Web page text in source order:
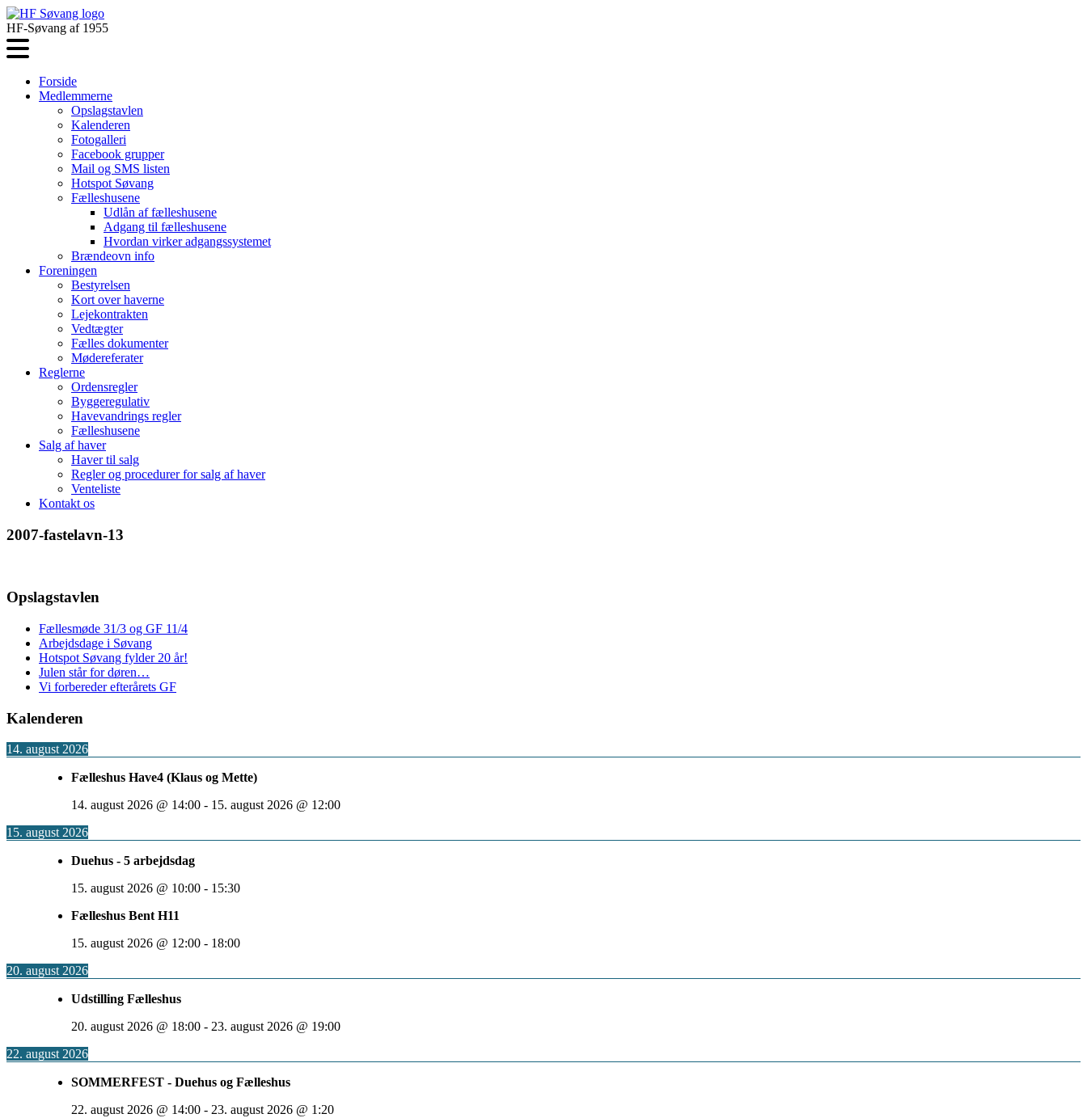
HF-Søvang af 1955
Forside
Medlemmerne
Opslagstavlen
Kalenderen
Fotogalleri
Facebook grupper
Mail og SMS listen
Hotspot Søvang
Fælleshusene
Udlån af fælleshusene
Adgang til fælleshusene
Hvordan virker adgangssystemet
Brændeovn info
Foreningen
Bestyrelsen
Kort over haverne
Lejekontrakten
Vedtægter
Fælles dokumenter
Mødereferater
Reglerne
Ordensregler
Byggeregulativ
Havevandrings regler
Fælleshusene
Salg af haver
Haver til salg
Regler og procedurer for salg af haver
Venteliste
Kontakt os
2007-fastelavn-13
Opslagstavlen
Fællesmøde 31/3 og GF 11/4
Arbejdsdage i Søvang
Hotspot Søvang fylder 20 år!
Julen står for døren…
Vi forbereder efterårets GF
Kalenderen
14. august 2026
Fælleshus Have4 (Klaus og Mette)
14. august 2026 @ 14:00 - 15. august 2026 @ 12:00
15. august 2026
Duehus - 5 arbejdsdag
15. august 2026 @ 10:00 - 15:30
Fælleshus Bent H11
15. august 2026 @ 12:00 - 18:00
20. august 2026
Udstilling Fælleshus
20. august 2026 @ 18:00 - 23. august 2026 @ 19:00
22. august 2026
SOMMERFEST - Duehus og Fælleshus
22. august 2026 @ 14:00 - 23. august 2026 @ 1:20